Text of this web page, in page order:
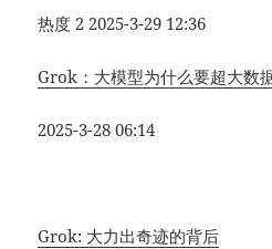
热度 2 2025-3-29 12:36
Grok：大模型为什么要超大数
2025-3-28 06:14
Grok: 大力出奇迹的背后